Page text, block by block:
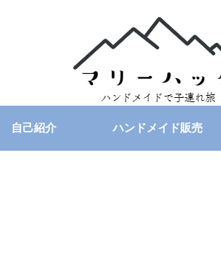
自己紹介 ハンドメイド販売